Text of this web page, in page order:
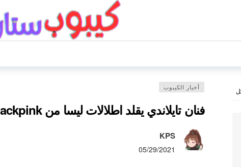
أخبار الكيبوب
فنان تايلاندي يقلد اطلالات ليسا من Blackpink بطريقة ساخرة
KPS
05/29/2021